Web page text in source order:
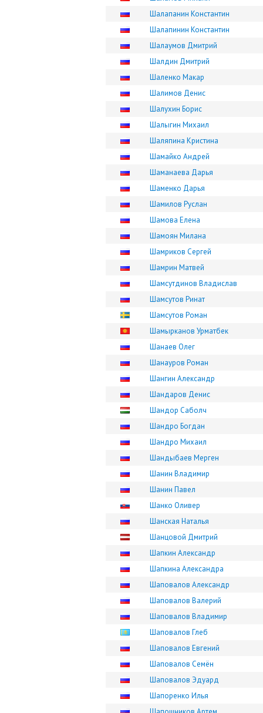
Шалапанин Константин
Шалапинин Константин
Шалаумов Дмитрий
Шалдин Дмитрий
Шаленко Макар
Шалимов Денис
Шалухин Борис
Шалыгин Михаил
Шаляпина Кристина
Шамайко Андрей
Шаманаева Дарья
Шаменко Дарья
Шамилов Руслан
Шамова Елена
Шамоян Милана
Шамриков Сергей
Шамрин Матвей
Шамсутдинов Владислав
Шамсутов Ринат
Шамсутов Роман
Шамырканов Урматбек
Шанаев Олег
Шанауров Роман
Шангин Александр
Шандаров Денис
Шандор Саболч
Шандро Богдан
Шандро Михаил
Шандыбаев Мерген
Шанин Владимир
Шанин Павел
Шанко Оливер
Шанская Наталья
Шанцовой Дмитрий
Шапкин Александр
Шапкина Александра
Шаповалов Александр
Шаповалов Валерий
Шаповалов Владимир
Шаповалов Глеб
Шаповалов Евгений
Шаповалов Семён
Шаповалов Эдуард
Шапоренко Илья